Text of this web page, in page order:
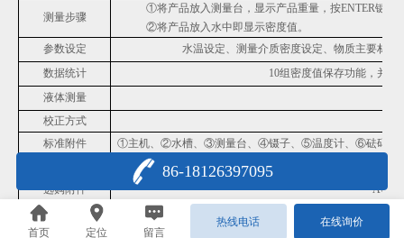
测量步骤
①将产品放入测量台， 显示产品重量 ，按ENTER键记
②将产品放入水中即显示密度值。
参数设定
水温设定、测量介质密度设定、物质主要材料
数据统计
10组密度值保存功能，并
液体测量
校正方式
标准附件
①主机、②水槽、③测量台、④镊子、⑤温度计、⑥砝码、
选购附件
AU-
电源电压
毛重
/尺寸
86-18126397095
首页 定位 留言
热线电话 在线询价